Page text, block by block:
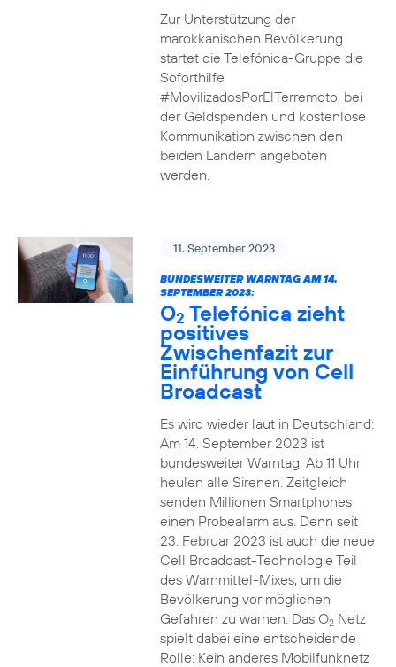
Zur Unterstützung der
marokkanischen Bevölkerung
startet die Telefónica-Gruppe die
Soforthilfe
#MovilizadosPorElTerremoto, bei
der Geldspenden und kostenlose
Kommunikation zwischen den
beiden Ländern angeboten
werden.
11. September 2023
BUNDESWEITER WARNTAG AM 14.
SEPTEMBER 2023:
O2 Telefónica zieht
positives
Zwischenfazit zur
Einführung von Cell
Broadcast
Es wird wieder laut in Deutschland:
Am 14. September 2023 ist
bundesweiter Warntag. Ab 11 Uhr
heulen alle Sirenen. Zeitgleich
senden Millionen Smartphones
einen Probealarm aus. Denn seit
23. Februar 2023 ist auch die neue
Cell Broadcast-Technologie Teil
des Warnmittel-Mixes, um die
Bevölkerung vor möglichen
Gefahren zu warnen. Das O2Netz
spielt dabei eine entscheidende
Rolle: Kein anderes Mobilfunknetz